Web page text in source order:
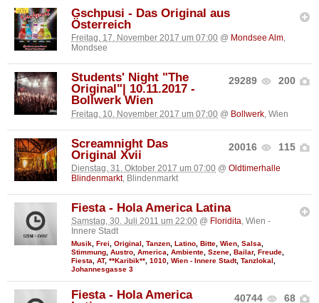
Gschpusi - Das Original aus
Österreich
Freitag, 17. November 2017 um 07:00 @ Mondsee Alm,
Mondsee
29289 200
Students' Night "The
Original"| 10.11.2017 -
Bollwerk Wien
Freitag, 10. November 2017 um 07:00 @ Bollwerk , Wien
20016 115
Screamnight Das
Original Xvii
Dienstag, 31. Oktober 2017 um 07:00 @ Oldtimerhalle
Blindenmarkt, Blindenmarkt
Fiesta - Hola America Latina
Samstag, 30. Juli 2011 um 22:00 @ Floridita, Wien -
Innere Stadt
Musik, Frei, Original , Tanzen, Latino, Bitte, Wien, Salsa,
Stimmung, Austro, America, Ambiente, Szene, Bailar, Freude,
Fiesta, AT, **Karibik**, 1010, Wien - Innere Stadt, Tanzlokal ,
Johannesgasse 3
40744 68
Fiesta - Hola America